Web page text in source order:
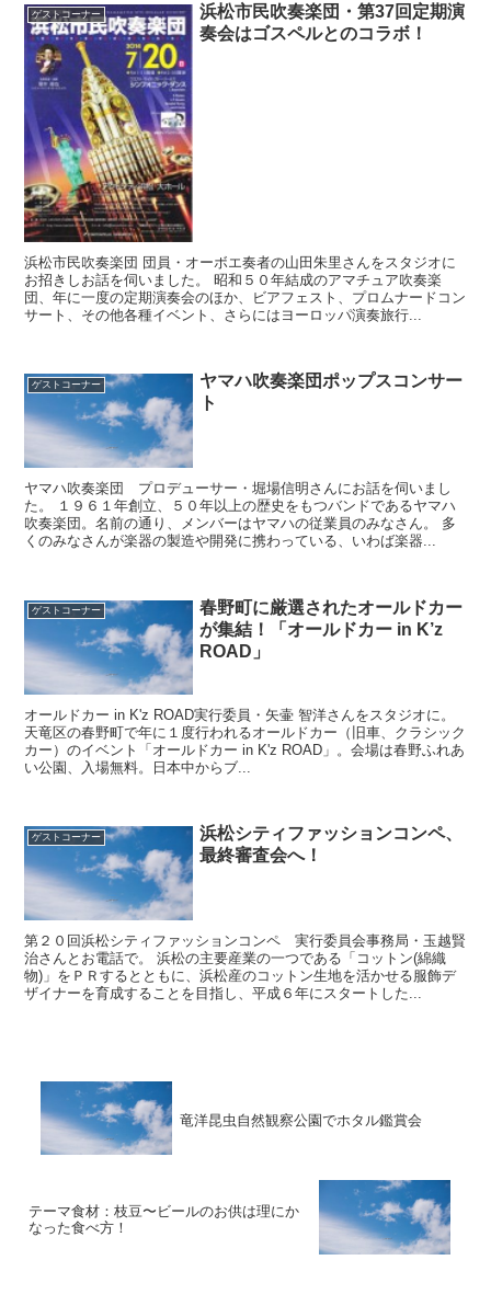
ゲストコーナー
浜松市民吹奏楽団・第37回定期演
奏会はゴスペルとのコラボ！
浜松市民吹奏楽団 団員・オーボエ奏者の山田朱里さんをスタジオに
お招きしお話を伺いました。 昭和５０年結成のアマチュア吹奏楽
団、年に一度の定期演奏会のほか、ビアフェスト、プロムナードコン
サート、その他各種イベント、さらにはヨーロッパ演奏旅行...
ゲストコーナー
ヤマハ吹奏楽団ポップスコンサー
ト
ヤマハ吹奏楽団 プロデューサー・堀場信明さんにお話を伺いまし
た。 １９６１年創立、５０年以上の歴史をもつバンドであるヤマハ
吹奏楽団。名前の通り、メンバーはヤマハの従業員のみなさん。 多
くのみなさんが楽器の製造や開発に携わっている、いわば楽器...
ゲストコーナー
春野町に厳選されたオールドカー
が集結！「オールドカー in K’z
ROAD」
オールドカー in K'z ROAD実行委員・矢壷 智洋さんをスタジオに。
天竜区の春野町で年に１度行われるオールドカー（旧車、クラシック
カー）のイベント「オールドカー in K'z ROAD」。会場は春野ふれあ
い公園、入場無料。日本中からブ...
ゲストコーナー
浜松シティファッションコンペ、
最終審査会へ！
第２０回浜松シティファッションコンペ 実行委員会事務局・玉越賢
治さんとお電話で。 浜松の主要産業の一つである「コットン(綿織
物)」をＰＲするとともに、浜松産のコットン生地を活かせる服飾デ
ザイナーを育成することを目指し、平成６年にスタートした...
竜洋昆虫自然観察公園でホタル鑑賞会
テーマ食材：枝豆〜ビールのお供は理にか
なった食べ方！